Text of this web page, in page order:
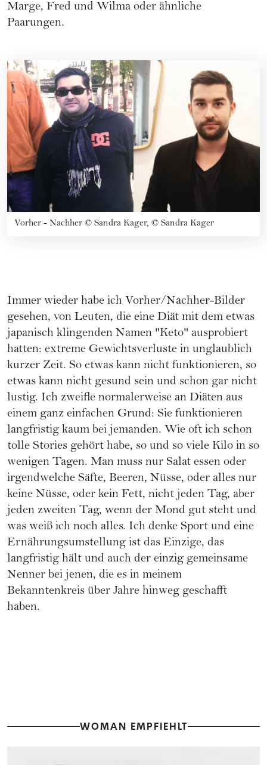
Marge, Fred und Wilma oder ähnliche
Paarungen.
Vorher - Nachher © Sandra Kager, © Sandra Kager
Immer wieder habe ich Vorher/Nachher-Bilder
gesehen, von Leuten, die eine Diät mit dem etwas
japanisch klingenden Namen "Keto" ausprobiert
hatten: extreme Gewichtsverluste in unglaublich
kurzer Zeit. So etwas kann nicht funktionieren, so
etwas kann nicht gesund sein und schon gar nicht
lustig. Ich zweifle normalerweise an Diäten aus
einem ganz einfachen Grund: Sie funktionieren
langfristig kaum bei jemanden. Wie oft ich schon
tolle Stories gehört habe, so und so viele Kilo in so
wenigen Tagen. Man muss nur Salat essen oder
irgendwelche Säfte, Beeren, Nüsse, oder alles nur
keine Nüsse, oder kein Fett, nicht jeden Tag, aber
jeden zweiten Tag, wenn der Mond gut steht und
was weiß ich noch alles. Ich denke Sport und eine
Ernährungsumstellung ist das Einzige, das
langfristig hält und auch der einzig gemeinsame
Nenner bei jenen, die es in meinem
Bekanntenkreis über Jahre hinweg geschafft
haben.
WOMAN EMPFIEHLT